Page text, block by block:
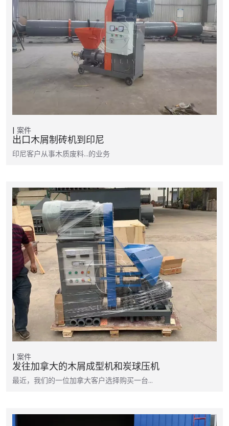
案件
出口木屑制砖机到印尼
印尼客户从事木质废料…的业务
案件
发往加拿大的木屑成型机和炭球压机
最近，我们的一位加拿大客户选择购买一台…